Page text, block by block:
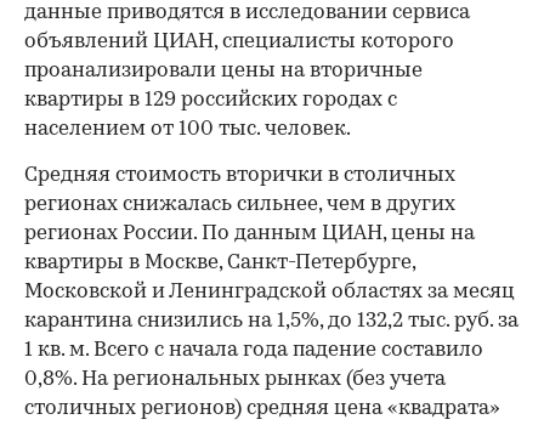
данные приводятся в исследовании сервиса
объявлений ЦИАН, специалисты которого
проанализировали цены на вторичные
квартиры в 129 российских городах с
населением от 100 тыс. человек.
Средняя стоимость вторички в столичных
регионах снижалась сильнее, чем в других
регионах России. По данным ЦИАН, цены на
квартиры в Москве, Санкт-Петербурге,
Московской и Ленинградской областях за месяц
карантина снизились на 1,5%, до 132,2 тыс. руб. за
1 кв. м. Всего с начала года падение составило
0,8%. На региональных рынках (без учета
столичных регионов) средняя цена «квадрата»